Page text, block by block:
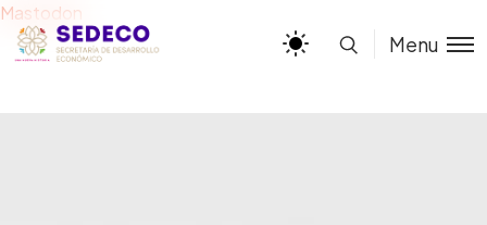
Mastodon
Menu